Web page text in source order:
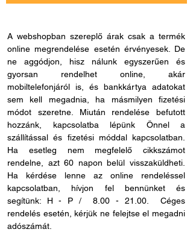
A webshopban szereplő árak csak a termék
online megrendelése esetén érvényesek. De
ne aggódjon, hisz nálunk egyszerűen és
gyorsan rendelhet online, akár
mobiltelefonjáról is, és bankkártya adatokat
sem kell megadnia, ha másmilyen fizetési
módot szeretne. Miután rendelése befutott
hozzánk, kapcsolatba lépünk Önnel a
szállítással és fizetési móddal kapcsolatban.
Ha esetleg nem megfelelő cikkszámot
rendelne, azt 60 napon belül visszaküldheti.
Ha kérdése lenne az online rendeléssel
kapcsolatban, hívjon fel bennünket és
segítünk: H - P /8.00 - 21.00. Céges
rendelés esetén, kérjük ne felejtse el megadni
adószámát.